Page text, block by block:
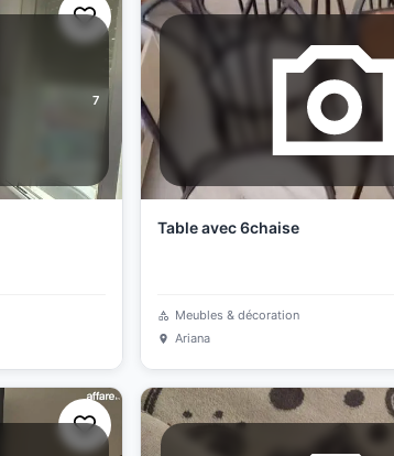
7
Table avec 6chaise
Meubles & décoration
Ariana